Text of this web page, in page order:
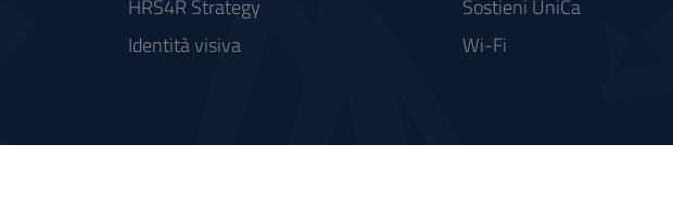
HRS4R Strategy
Identità visiva
Sostieni UniCa
Wi-Fi